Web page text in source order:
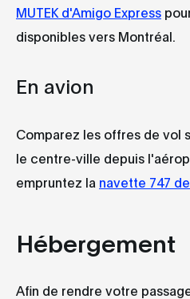
MUTEK d'Amigo Express
disponibles vers Montréal.
En avion
Comparez les offres de vol
le centre-ville depuis
empruntez la navette 747
Hébergement
Afin de rendre votre